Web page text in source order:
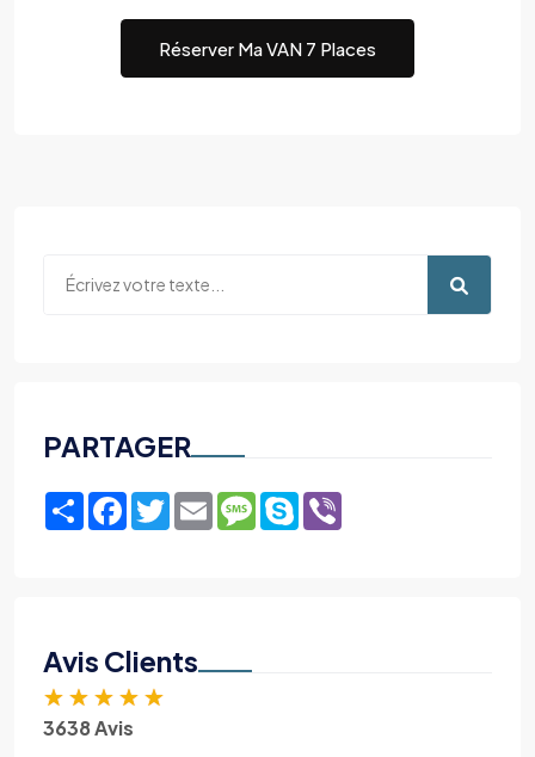
Réserver Ma VAN 7 Places
PARTAGER
ShareFacebook
TwitterEmailMessage
Skype
Avis Clients
★ ★ ★ ★ ★
3638 Avis